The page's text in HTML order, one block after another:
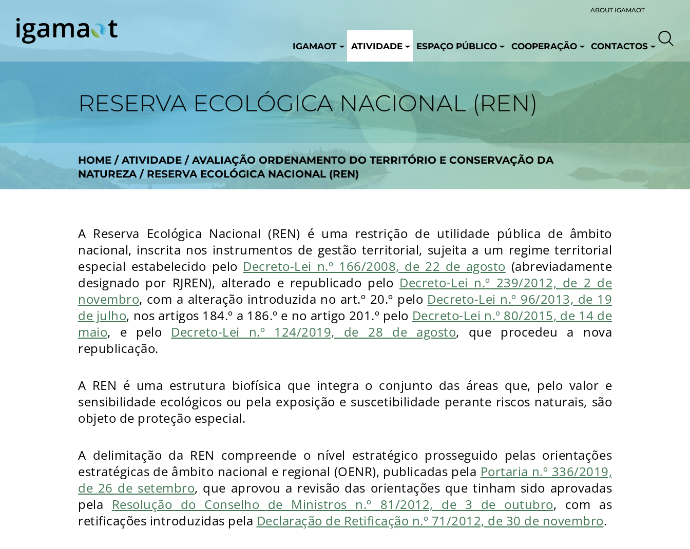
IGAMAOT ATIVIDADE ESPAÇO PÚBLICO COOPERAÇÃO CONTACTOS
ABOUT IGAMAOT
RESERVA ECOLÓGICA NACIONAL (REN)
HOME / ATIVIDADE / AVALIAÇÃO ORDENAMENTO DO TERRITÓRIO E CONSERVAÇÃO DA
NATUREZA / RESERVA ECOLÓGICA NACIONAL (REN)
A Reserva Ecológica Nacional (REN) é uma restrição de utilidade pública de âmbito
nacional, inscrita nos instrumentos de gestão territorial, sujeita a um regime territorial
especial estabelecido pelo Decreto-Lei n.º 166/2008, de 22 de agosto (abreviadamente
designado por RJREN), alterado e republicado pelo Decreto-Lei n.º 239/2012, de 2 de
novembro, com a alteração introduzida no art.º 20.º pelo Decreto-Lei n.º 96/2013, de 19
de julho, nos artigos 184.º a 186.º e no artigo 201.º pelo Decreto-Lei n.º 80/2015, de 14 de
maio, e pelo Decreto-Lei n.º 124/2019, de 28 de agosto, que procedeu a nova
republicação.
A REN é uma estrutura biofísica que integra o conjunto das áreas que, pelo valor e
sensibilidade ecológicos ou pela exposição e suscetibilidade perante riscos naturais, são
objeto de proteção especial.
A delimitação da REN compreende o nível estratégico prosseguido pelas orientações
estratégicas de âmbito nacional e regional (OENR), publicadas pela Portaria n.º 336/2019,
de 26 de setembro, que aprovou a revisão das orientações que tinham sido aprovadas
pela Resolução do Conselho de Ministros n.º 81/2012, de 3 de outubro, com as
retificações introduzidas pela Declaração de Retificação n.º 71/2012, de 30 de novembro.